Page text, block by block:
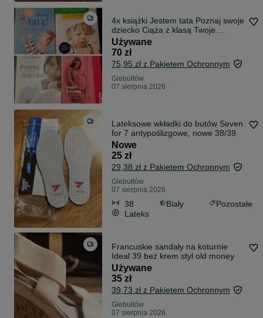
4x książki Jestem tata Poznaj swoje
dziecko Ciąża z klasą Twoje
dziecko nie chce jeść
Używane
70 zł
75,95 zł z Pakietem Ochronnym
Giebułtów
07 sierpnia 2026
Lateksowe wkładki do butów Seven
for 7 antypoślizgowe, nowe 38/39
Nowe
25 zł
29,38 zł z Pakietem Ochronnym
Giebułtów
07 sierpnia 2026
38 Biały
Pozostałe
Lateks
Francuskie sandały na koturnie
Ideal 39 beż krem styl old money
Używane
35 zł
39,73 zł z Pakietem Ochronnym
Giebułtów
07 sierpnia 2026